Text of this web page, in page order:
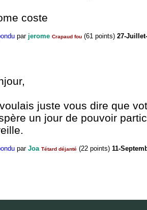
coste
par jerome Crapaud fou (61 points) 27-
juste vous dire que
un jour de pouvoir
par Joa Tétard déjanté (22 points) 11-